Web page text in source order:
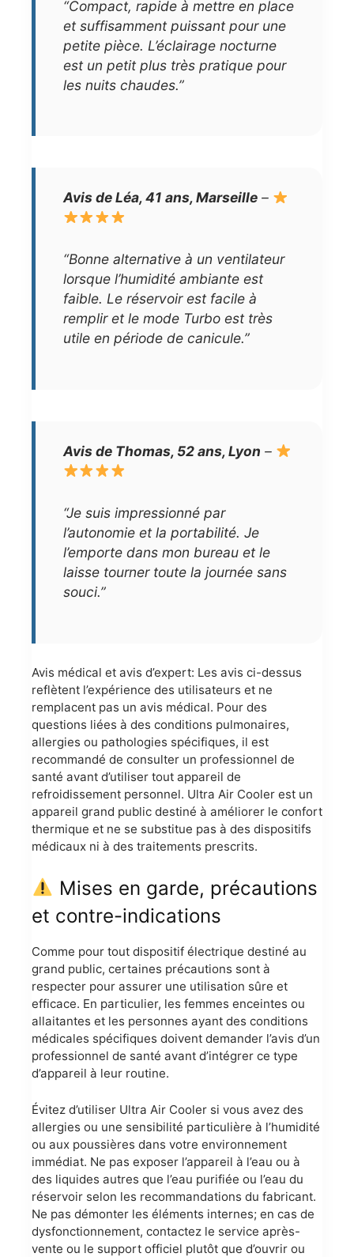
“Compact, rapide à mettre en place
et suffisamment puissant pour une
petite pièce. L’éclairage nocturne
est un petit plus très pratique pour
les nuits chaudes.”
Avis de Léa, 41 ans, Marseille –
“Bonne alternative à un ventilateur
lorsque l’humidité ambiante est
faible. Le réservoir est facile à
remplir et le mode Turbo est très
utile en période de canicule.”
Avis de Thomas, 52 ans, Lyon –
“Je suis impressionné par
l’autonomie et la portabilité. Je
l’emporte dans mon bureau et le
laisse tourner toute la journée sans
souci.”
Avis médical et avis d’expert: Les avis ci-dessus
reflètent l’expérience des utilisateurs et ne
remplacent pas un avis médical. Pour des
questions liées à des conditions pulmonaires,
allergies ou pathologies spécifiques, il est
recommandé de consulter un professionnel de
santé avant d’utiliser tout appareil de
refroidissement personnel. Ultra Air Cooler est un
appareil grand public destiné à améliorer le confort
thermique et ne se substitue pas à des dispositifs
médicaux ni à des traitements prescrits.
Mises en garde, précautions
et contre-indications
Comme pour tout dispositif électrique destiné au
grand public, certaines précautions sont à
respecter pour assurer une utilisation sûre et
efficace. En particulier, les femmes enceintes ou
allaitantes et les personnes ayant des conditions
médicales spécifiques doivent demander l’avis d’un
professionnel de santé avant d’intégrer ce type
d’appareil à leur routine.
Évitez d’utiliser Ultra Air Cooler si vous avez des
allergies ou une sensibilité particulière à l’humidité
ou aux poussières dans votre environnement
immédiat. Ne pas exposer l’appareil à l’eau ou à
des liquides autres que l’eau purifiée ou l’eau du
réservoir selon les recommandations du fabricant.
Ne pas démonter les éléments internes; en cas de
dysfonctionnement, contactez le service après-
vente ou le support officiel plutôt que d’ouvrir ou